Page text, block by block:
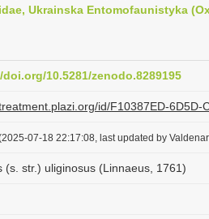
Ukrainska Entomofaunistyka
10.5281/zenodo.8289195
id/F10387ED-6D5D-
07-18 22:17:08, last updated by
(s. str.) uliginosus (Linnaeus, 1761)